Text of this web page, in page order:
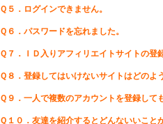
Ｑ５．ログインできません。
Ｑ６．パスワードを忘れました。
Ｑ７．ＩＤ入りアフィリエイトサイトの登
Ｑ８．登録してはいけないサイトはどのよ
Ｑ９．一人で複数のアカウントを登録して
Ｑ１０．友達を紹介するとどんないいこと